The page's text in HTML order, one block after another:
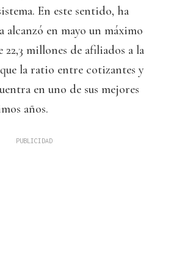
En este sentido, ha
alcanzó en mayo un máximo
millones de afiliados a la
la ratio entre cotizantes y
en uno de sus mejores
años.